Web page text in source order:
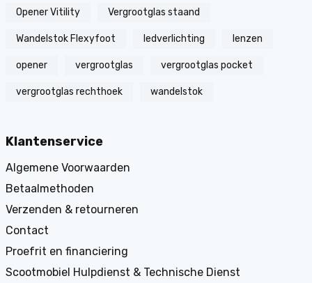
Opener Vitility Vergrootglas staand
Wandelstok Flexyfoot ledverlichting lenzen
opener vergrootglas vergrootglas pocket
vergrootglas rechthoek wandelstok
Klantenservice
Algemene Voorwaarden
Betaalmethoden
Verzenden & retourneren
Contact
Proefrit en financiering
Scootmobiel Hulpdienst & Technische Dienst